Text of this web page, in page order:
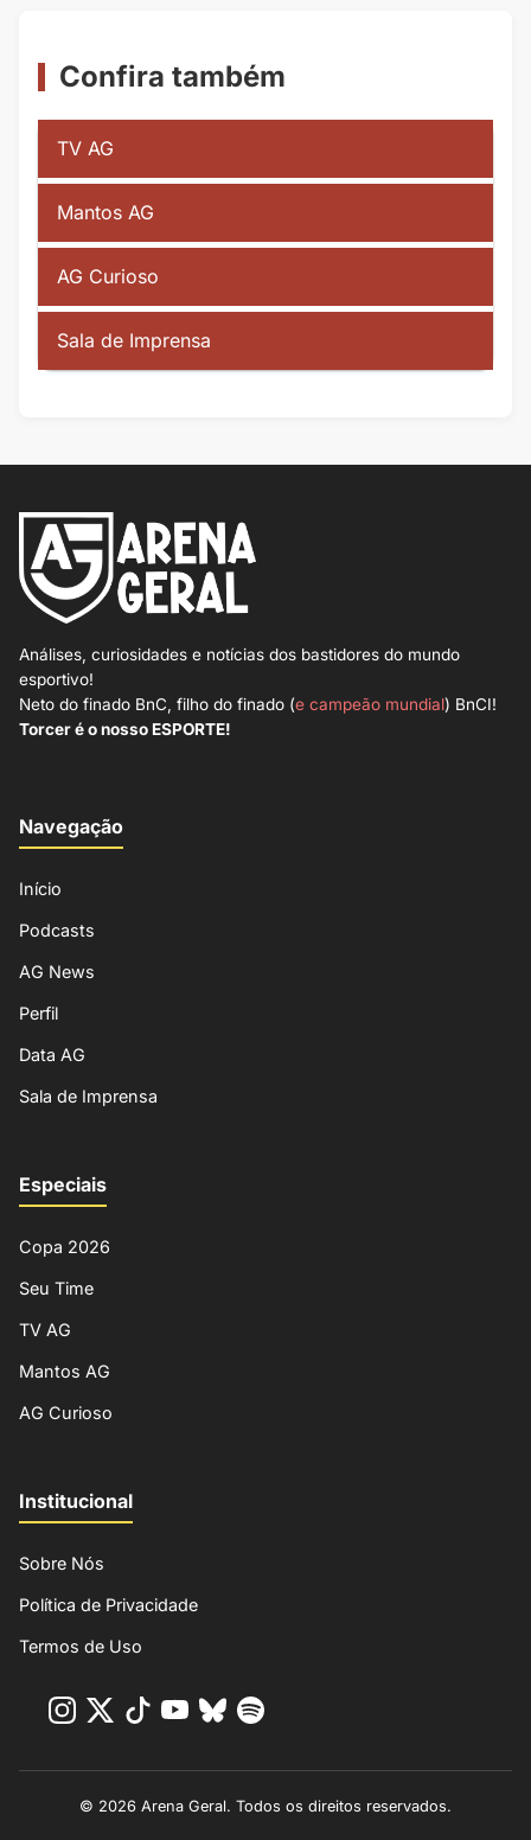
Confira também
TV AG
Mantos AG
AG Curioso
Sala de Imprensa
Análises, curiosidades e notícias dos bastidores do mundo
esportivo!
Neto do finado BnC, filho do finado (e campeão mundial) BnCI!
Torcer é o nosso ESPORTE!
Navegação
Início
Podcasts
AG News
Perfil
Data AG
Sala de Imprensa
Especiais
Copa 2026
Seu Time
TV AG
Mantos AG
AG Curioso
Institucional
Sobre Nós
Política de Privacidade
Termos de Uso
© 2026 Arena Geral. Todos os direitos reservados.